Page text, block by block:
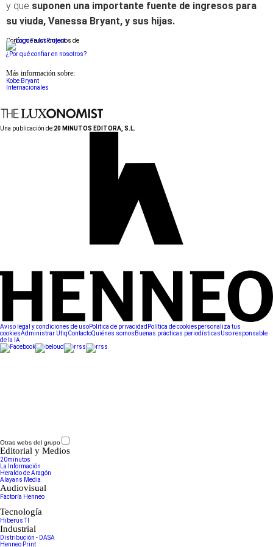
y que suponen una importante fuente de ingresos para
su viuda, Vanessa Bryant, y sus hijas.
Conforme a los criterios de
¿Por qué confiar en nosotros?
Más información sobre:
Kobe Bryant
Internacionales
Una publicación de:20 MINUTOS EDITORA, S.L.
Aviso legal y condiciones de usoPolítica de privacidad Política de cookiespersonaliza tus
cookiesAdministrar UtiqContactoQuiénes somos Buenas prácticas periodísticasUso responsable
de la IA
Otras webs del grupo
Editorial y Medios
20minutos
La Información
Heraldo de Aragón
Alayans Media
Audiovisual
Factoría Henneo
Tecnología
Hiberus TI
Industrial
Distribución - DASA
Henneo Print